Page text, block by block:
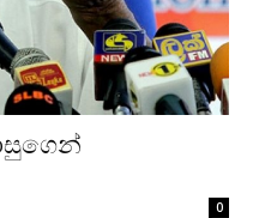
0